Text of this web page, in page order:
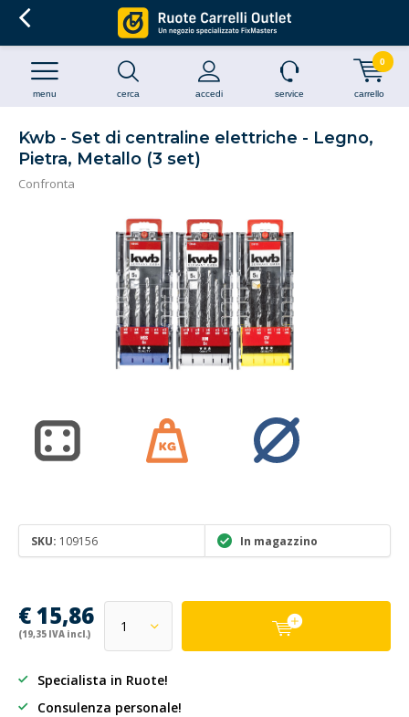
cerca accedi
menu service carrello
0
Kwb - Set di centraline elettriche - Legno,
Pietra, Metallo (3 set)
Confronta
SKU: 109156 In magazzino
€ 15,86
(19,35 IVA incl.)
Specialista in Ruote!
Consulenza personale!